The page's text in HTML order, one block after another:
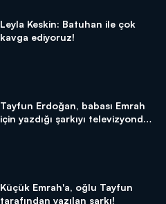
Leyla Keskin: Batuhan ile çok
kavga ediyoruz!
Tayfun Erdoğan, babası Emrah
için yazdığı şarkıyı televizyonda
Küçük Emrah'a, oğlu Tayfun
tarafından yazılan şarkı!